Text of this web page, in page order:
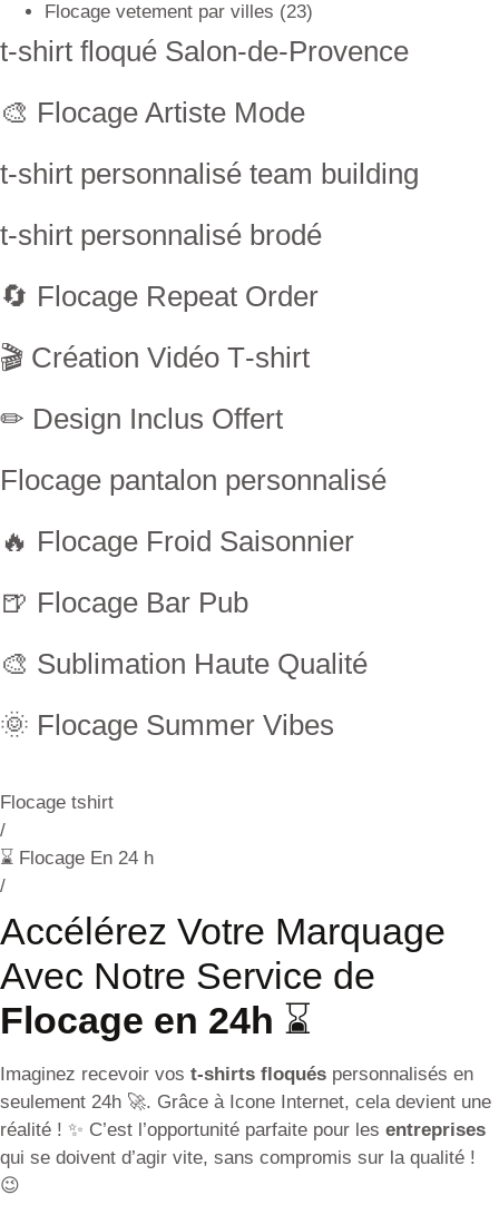
Flocage vetement par villes (23)
t-shirt floqué Salon-de-Provence
🎨 Flocage Artiste Mode
t-shirt personnalisé team building
t-shirt personnalisé brodé
🔄 Flocage Repeat Order
🎬 Création Vidéo T‑shirt
✏ Design Inclus Offert
Flocage pantalon personnalisé
🔥 Flocage Froid Saisonnier
🍺 Flocage Bar Pub
🎨 Sublimation Haute Qualité
🌞 Flocage Summer Vibes
Flocage tshirt
/
⌛ Flocage En 24 h
/
Accélérez Votre Marquage
Avec Notre Service de
Flocage en 24h ⌛
Imaginez recevoir vos t-shirts floqués personnalisés en
seulement 24h 🚀. Grâce à Icone Internet, cela devient une
réalité ! ✨ C’est l’opportunité parfaite pour les entreprises
qui se doivent d’agir vite, sans compromis sur la qualité !
😉